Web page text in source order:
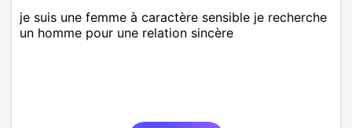
je suis une femme à caractère sensible je recherche
un homme pour une relation sincère